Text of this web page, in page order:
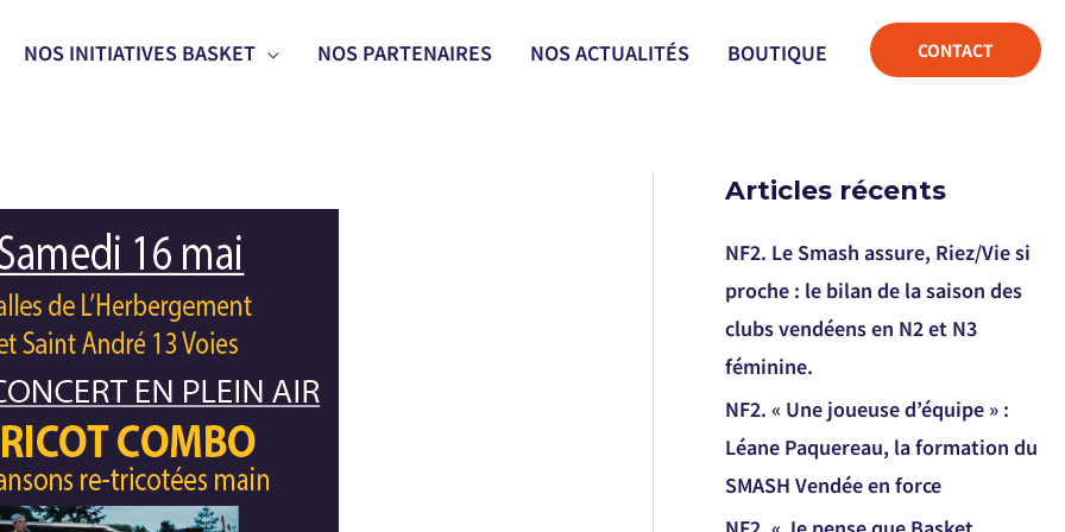
NOS INITIATIVES BASKET NOS PARTENAIRES NOS ACTUALITÉS BOUTIQUE CONTACT
Articles récents
NF2. Le Smash assure, Riez/Vie si
proche : le bilan de la saison des
clubs vendéens en N2 et N3
féminine.
NF2. « Une joueuse d’équipe » :
Léane Paquereau, la formation du
SMASH Vendée en force